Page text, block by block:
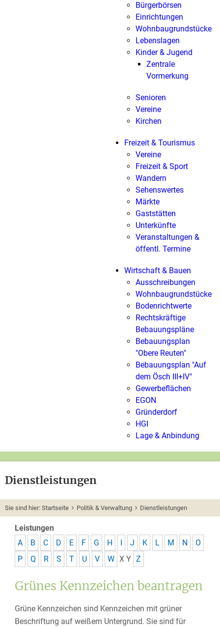
Bürgerbörsen
Einrichtungen
Wohnbaugrundstücke
Lebenslagen
Kinder & Jugend
Zentrale
Vormerkung
Senioren
Vereine
Kirchen
Freizeit & Tourismus
Vereine
Freizeit & Sport
Wandern
Sehenswertes
Märkte
Gaststätten
Unterkünfte
Veranstaltungen &
öffentl. Termine
Wirtschaft & Bauen
Ausschreibungen
Wohnbaugrundstücke
Bodenrichtwerte
Rechtskräftige
Bebauungspläne
Bebauungsplan
"Obere Reuten"
Bebauungsplan "Auf
dem Ösch III+IV"
Gewerbeflächen
EGON
Gründerdorf
HGI
Lage & Anbindung
Dienstleistungen
Sie sind hier: Startseite Politik & Verwaltung Dienstleistungen
Leistungen
A
B C D E F G H I J K L M N
O
P
Q R S T U V W X Y Z
Grünes Kennzeichen beantragen
Grüne Kennzeichen sind Kennzeichen mit grüner
Beschriftung auf weißem Untergrund. Sie sind für